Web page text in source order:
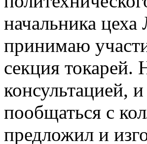
начальника
принимаю
секция токарей.
консультацией,
пообщаться с
предложил и